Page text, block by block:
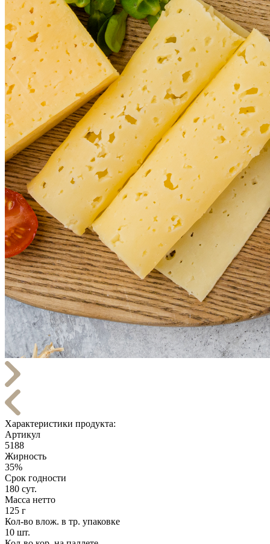
Характеристики продукта:
Артикул
5188
Жирность
35%
Срок годности
180 сут.
Масса нетто
125 г
Кол-во влож. в тр. упаковке
10 шт.